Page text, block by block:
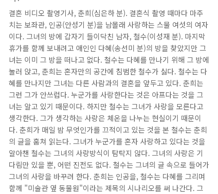
결혼 비디오 촬영기사, 춘희(심은하 분). 결혼식 촬영 때마다 마주
치는 보좌관, 인공(안성기 분)을 남몰래 사랑하는 스물 여섯의 여자
이다. 그녀의 방에 갑자기 들이닥친 남자, 철수(이성재 분). 마지막
휴가를 함께 보내려고 애인인 다혜(송선미 분)의 방을 찾았지만 그
녀는 이미 그 방을 떠나고 없다. 철수는 다혜를 만나기 위해 그 방에
눌러 앉고, 춘희는 혼자만의 공간에 침범한 철수가 싫다. 철수는 다
혜를 만나지만 그녀는 다른 사람과의 결혼을 앞두고 있다. 춘희는
그런 그가 안쓰럽다. 누군가를 사랑한다는 것은 아프다는 것을 그
녀는 알고 있기 때문이다. 하지만 철수는 그녀가 사랑을 모른다고
생각한다. 그가 생각하는 사랑은 체온을 나누는 현실이기 때문이
다. 춘희가 매일 밤 무엇인가를 끄적이고 있는 것을 본 철수는 춘희
의 글을 훔쳐 읽는다. 그녀가 누군가를 혼자 사랑하고 있다는 것을
알아챈 철수는 그녀의 사랑방식이 탐탁지 않다. 그녀의 사랑은 기
다림만 있을 뿐, 어떤 진전도 없다. 철수는 그녀의 글 속으로 들어가
그녀의 사랑을 바꾸려 한다. 춘희는 인공을, 철수는 다혜를 그리며
함께 "미술관 옆 동물원"이라는 제목의 시나리오를 써 나간다. 그